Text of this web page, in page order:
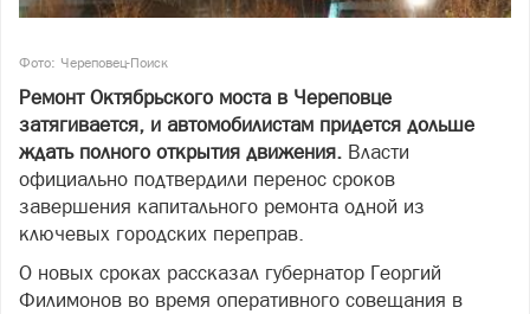
Фото: Череповец-Поиск
Ремонт Октябрьского моста в Череповце
затягивается, и автомобилистам придется дольше
ждать полного открытия движения. Власти
официально подтвердили перенос сроков
завершения капитального ремонта одной из
ключевых городских переправ.
О новых сроках рассказал губернатор Георгий
Филимонов во время оперативного совещания в